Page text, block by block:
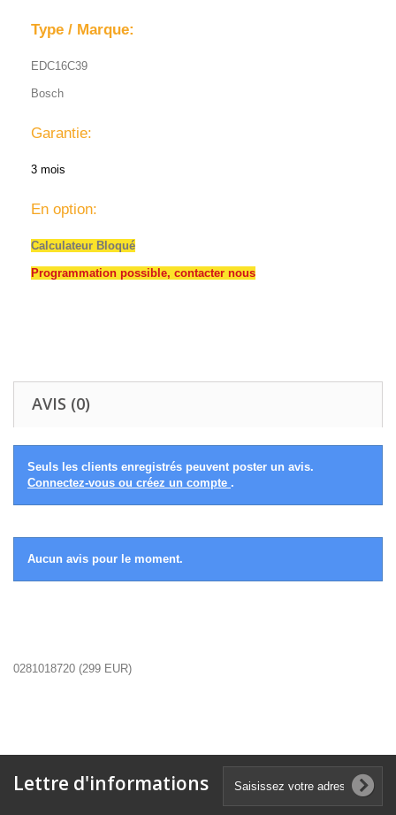
Type / Marque:
EDC16C39
Bosch
Garantie:
3 mois
En option:
Calculateur Bloqué
Programmation possible, contacter nous
AVIS (0)
Seuls les clients enregistrés peuvent poster un avis.
Connectez-vous ou créez un compte .
Aucun avis pour le moment.
0281018720 (299 EUR)
Lettre d'informations